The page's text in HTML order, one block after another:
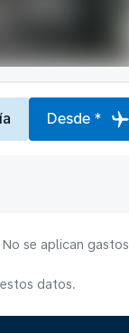
Desde *
se aplican gastos
datos.